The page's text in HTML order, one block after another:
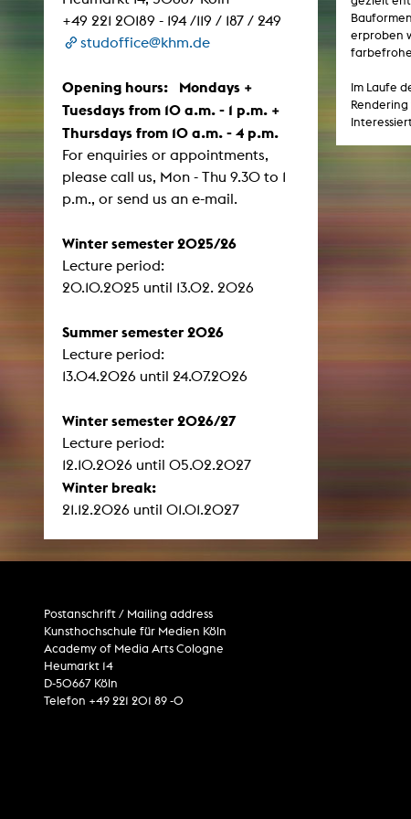
erproben
Im Laufe
+49 221 20189 - 194 /119 / 187 / 249
studoffice@khm.de
Opening hours: Mondays +
Tuesdays from 10 a.m. - 1 p.m. +
Thursdays from 10 a.m. - 4 p.m.
For enquiries or appointments,
please call us, Mon - Thu 9.30 to 1
p.m., or send us an e-mail.
Winter semester 2025/26
Lecture period:
​​​​​​​20.10.2025 until 13.02. 2026
Summer semester 2026
Lecture period:
13.04.2026 until 24.07.2026
Winter semester 2026/27
Lecture period:
12.10.2026 until 05.02.2027
Winter break:
21.12.2026 until 01.01.2027
Postanschrift / Mailing address
Kunsthochschule für Medien Köln
Academy of Media Arts Cologne
Heumarkt 14
D-50667 Köln
Telefon +49 221 201 89 -0
Central
Artistic work students
KHM Research
KHM Rundgänge
Photoszene an der KHM